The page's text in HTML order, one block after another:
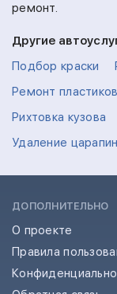
ремонт.
Другие
Подбор краски
Ремонт
Рихтовка кузова
Удаление
ДОПОЛНИТЕЛЬНО
О проекте
Правила